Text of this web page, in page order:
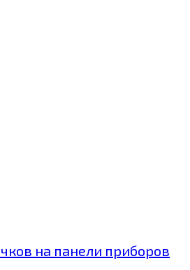
на панели приборов